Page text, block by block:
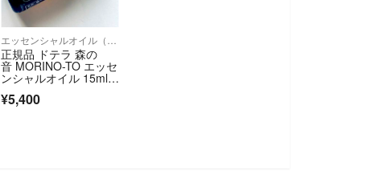
正規品 ドテラ 森の
音 MORINO-TO エッセ
ンシャルオイル 15ml d
oTERRA
¥5,400